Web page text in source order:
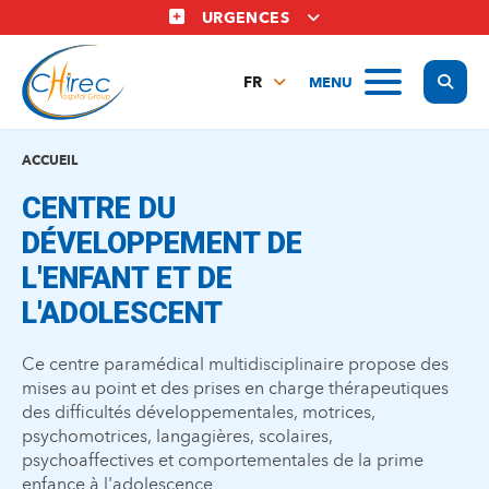
au
contenu
principal
URGENCES
MENU
FR
ACCUEIL
CENTRE DU
DÉVELOPPEMENT DE
L'ENFANT ET DE
L'ADOLESCENT
Ce centre paramédical multidisciplinaire propose des
mises au point et des prises en charge thérapeutiques
des difficultés développementales, motrices,
psychomotrices, langagières, scolaires,
psychoaffectives et comportementales de la prime
enfance à l'adolescence.